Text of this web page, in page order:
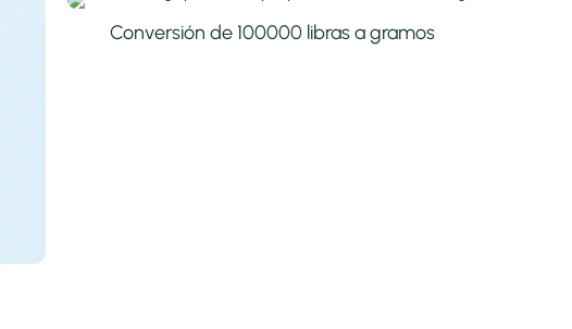
Conversión de 100000 libras a gramos